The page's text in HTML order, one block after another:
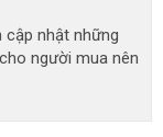
cập nhật những
người mua nên